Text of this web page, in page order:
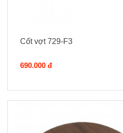
Cốt vợt 729-F3
690.000 đ